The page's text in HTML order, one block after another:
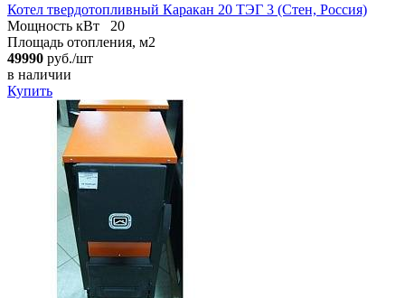
Котел твердотопливный Каракан 20 ТЭГ 3 (Стен, Россия)
Мощность кВт
20
Площадь отопления, м2
49990 руб./шт
в наличии
Купить